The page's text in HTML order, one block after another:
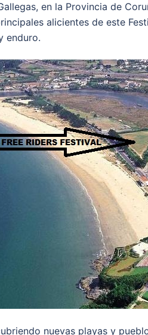
en la Provincia de
alicientes de este
enduro.
nuevas playas y